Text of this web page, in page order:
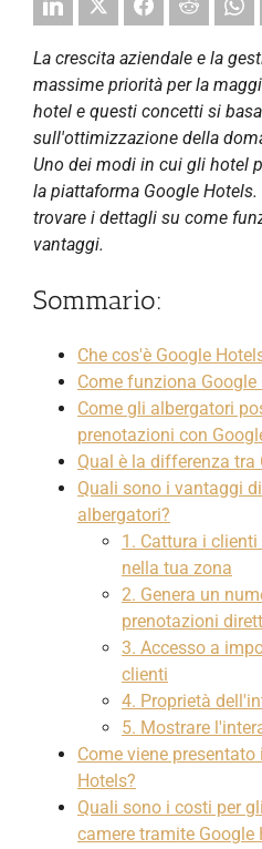
La crescita aziendale e la
massime priorità per la
hotel e questi concetti si
sull'ottimizzazione della
Uno dei modi in cui gli hotel
la piattaforma Google
trovare i dettagli su come
vantaggi.
Sommario:
Che cos'è Google
Come funziona Google
Come gli albergatori
prenotazioni con
Qual è la differenza tra
Quali sono i vantaggi
albergatori?
1. Cattura i clienti
nella tua zona
2. Genera un
prenotazioni
3. Accesso a
clienti
4. Proprietà
5. Mostrare
Come viene
Hotels?
Quali sono i costi per
camere tramite Google